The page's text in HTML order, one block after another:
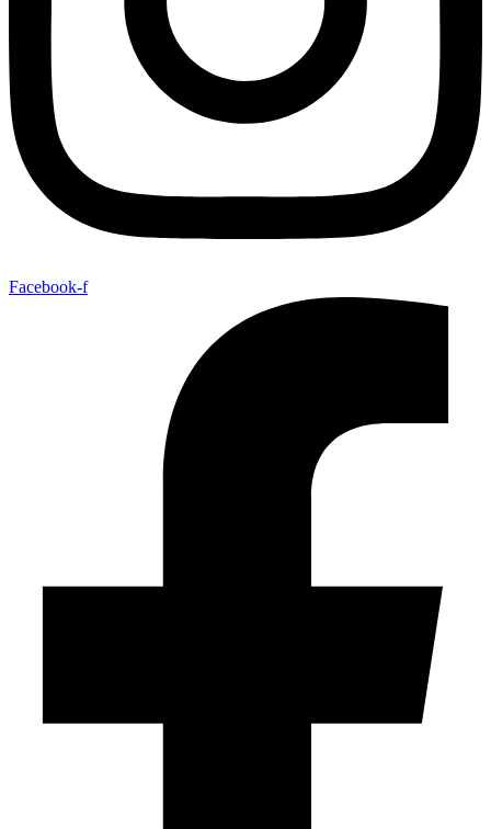
Facebook-f